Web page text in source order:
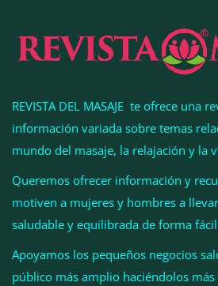
Esenzzia da la bienvenida a
perfumes de equivalencia
REVISTA DEL MASAJE te ofrece una
información variada sobre temas
mundo del masaje, la relajación y la
Queremos ofrecer información y
motiven a mujeres y hombres a
saludable y equilibrada de forma
Apoyamos los pequeños negocios
público más amplio haciéndolos más